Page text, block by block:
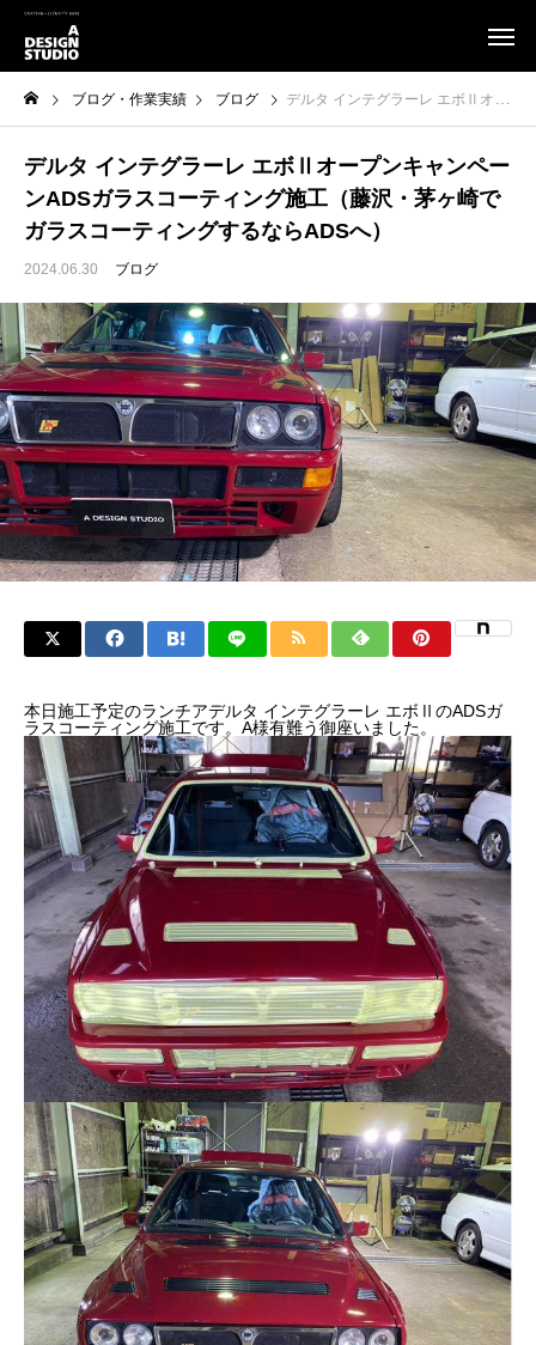
ブログ・作業実績 ブログ デルタ インテグラーレ エボⅡオープンキャンペーンADSガラスコーティング施工（藤沢・茅ヶ崎でガラスコーティングするならADSへ）
デルタ インテグラーレ エボⅡオープンキャンペー
ンADSガラスコーティング施工（藤沢・茅ヶ崎で
ガラスコーティングするならADSへ）
2024.06.30 ブログ
本日施工予定のランチアデルタ インテグラーレ エボⅡのADSガ
ラスコーティング施工です。A様有難う御座いました。